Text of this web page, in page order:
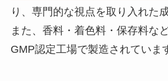
り、専門的な視点を取り入れた
また、香料・着色料・保存料な
GMP認定工場で製造されていま